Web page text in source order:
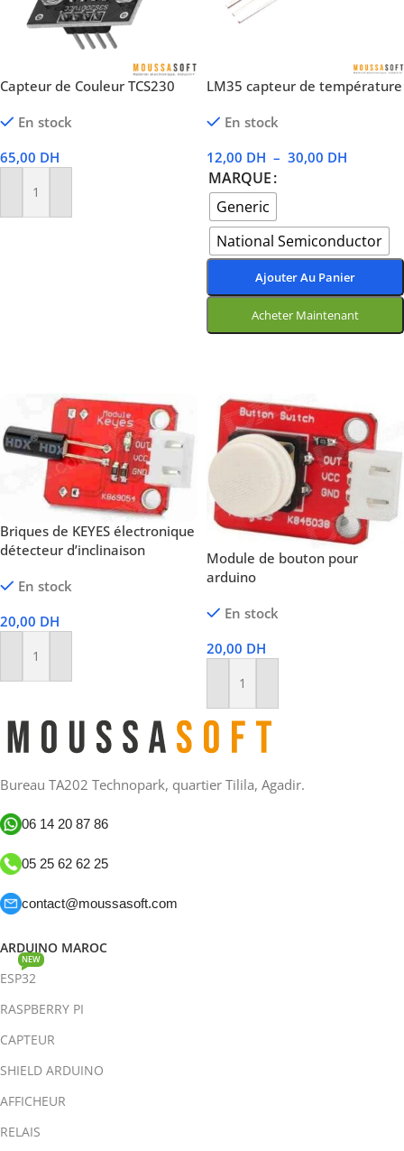
Capteur de Couleur TCS230
En stock
65,00 DH
Ajouter Au Panier
LM35 capteur de température
En stock
12,00 DH – 30,00 DH
MARQUE
Generic
National Semiconductor
Ajouter Au Panier
Acheter Maintenant
Briques de KEYES électronique
détecteur d’inclinaison
En stock
20,00 DH
Ajouter Au Panier
Module de bouton pour
arduino
En stock
20,00 DH
Ajouter Au Panier
Bureau TA202 Technopark, quartier Tilila, Agadir.
06 14 20 87 86
05 25 62 62 25
contact@moussasoft.com
ARDUINO MAROC
ESP32
NEW
RASPBERRY PI
CAPTEUR
SHIELD ARDUINO
AFFICHEUR
RELAIS